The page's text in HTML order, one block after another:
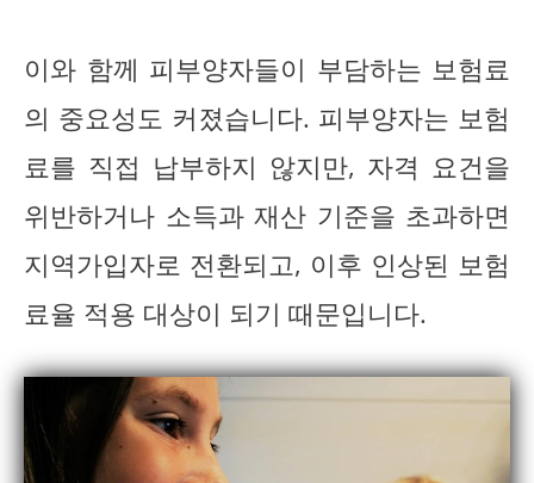
이와 함께 피부양자들이 부담하는 보험료
의 중요성도 커졌습니다. 피부양자는 보험
료를 직접 납부하지 않지만, 자격 요건을
위반하거나 소득과 재산 기준을 초과하면
지역가입자로 전환되고, 이후 인상된 보험
료율 적용 대상이 되기 때문입니다.